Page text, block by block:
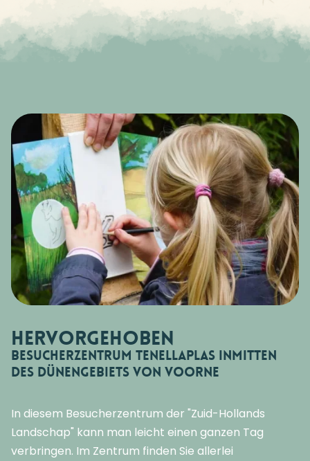
Hervorgehoben
Besucherzentrum Tenellaplas inmitten
des Dünengebiets von Voorne
In diesem Besucherzentrum der "Zuid-Hollands
Landschap" kann man leicht einen ganzen Tag
verbringen. Im Zentrum finden Sie allerlei